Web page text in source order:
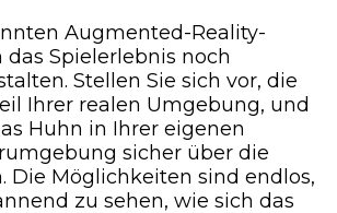
Augmented-Reality-
das Spielerlebnis noch
Stellen Sie sich vor, die
Ihrer realen Umgebung, und
Huhn in Ihrer eigenen
sicher über die
Die Möglichkeiten sind endlos,
zu sehen, wie sich das